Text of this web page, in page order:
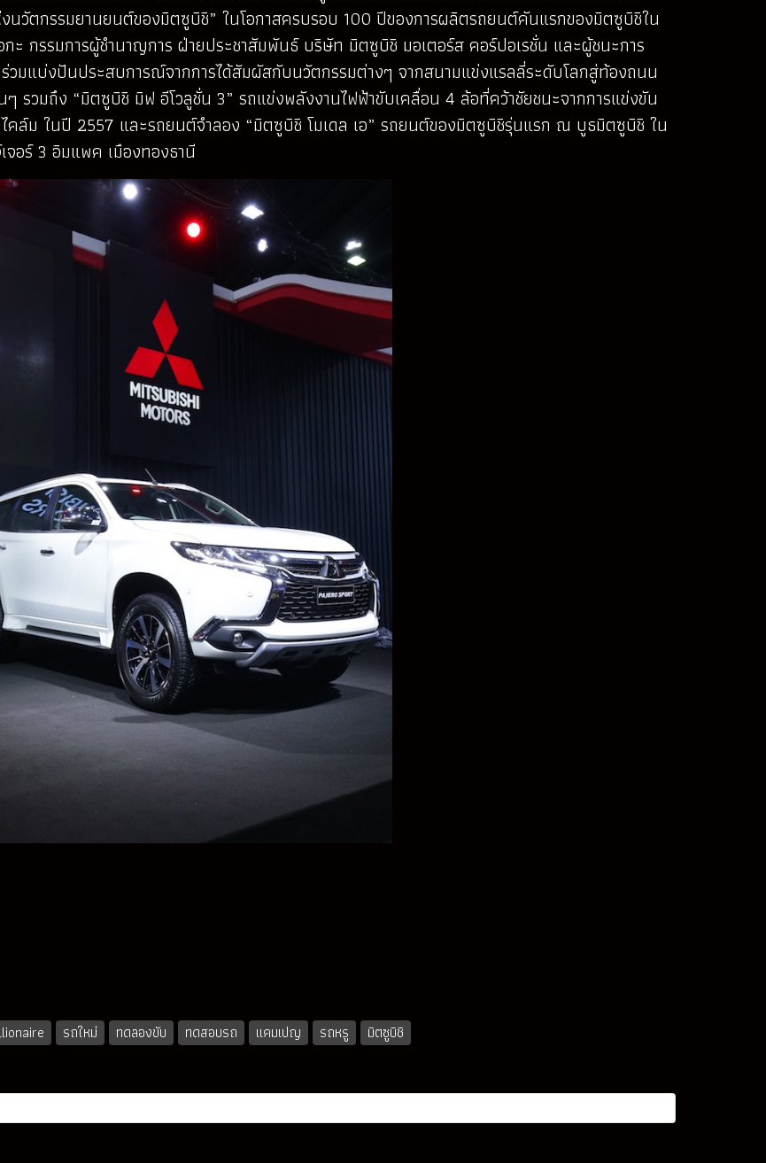
วัตกรรมยานยนต์ของมิตซูบิชิ” ในโอกาสครบรอบ 100 ปีของการผลิตรถยนต์คันแรกของมิตซูบิชิใน
ะ กรรมการผู้ชำนาญการ ฝ่ายประชาสัมพันธ์ บริษัท มิตซูบิชิ มอเตอร์ส คอร์ปอเรชั่น และผู้ชนะการ
มแบ่งปันประสบการณ์จากการได้สัมผัสกับนวัตกรรมต่างๆ จากสนามแข่งแรลลี่ระดับโลกสู่ท้องถนน
รวมถึง “มิตซูบิชิ มิฟ อีโวลูชั่น 3” รถแข่งพลังงานไฟฟ้าขับเคลื่อน 4 ล้อที่คว้าชัยชนะจากการแข่งขัน
คล์ม ในปี 2557 และรถยนต์จำลอง “มิตซูบิชิ โมเดล เอ” รถยนต์ของมิตซูบิชิรุ่นแรก ณ บูธมิตซูบิชิ ใน
จอร์ 3 อิมแพค เมืองทองธานี
รถใหม่ ทดลองขับ ทดสอบรถ แคมเปญ รถหรู มิตซูบิชิ